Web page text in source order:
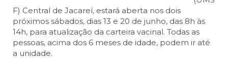
F) Central de Jacareí, estará aberta nos dois
próximos sábados, dias 13 e 20 de junho, das 8h às
14h, para atualização da carteira vacinal. Todas as
pessoas, acima dos 6 meses de idade, podem ir até
a unidade.